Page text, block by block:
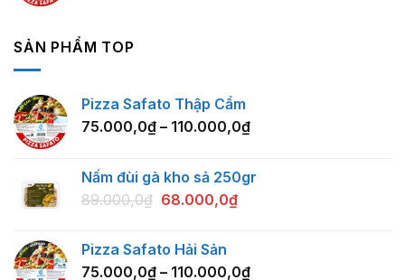
SẢN PHẨM TOP
Pizza Safato Thập Cẩm
75.000,0₫ – 110.000,0₫
Nấm đùi gà kho sả 250gr
89.000,0₫ 68.000,0₫
Pizza Safato Hải Sản
75.000,0₫ – 110.000,0₫